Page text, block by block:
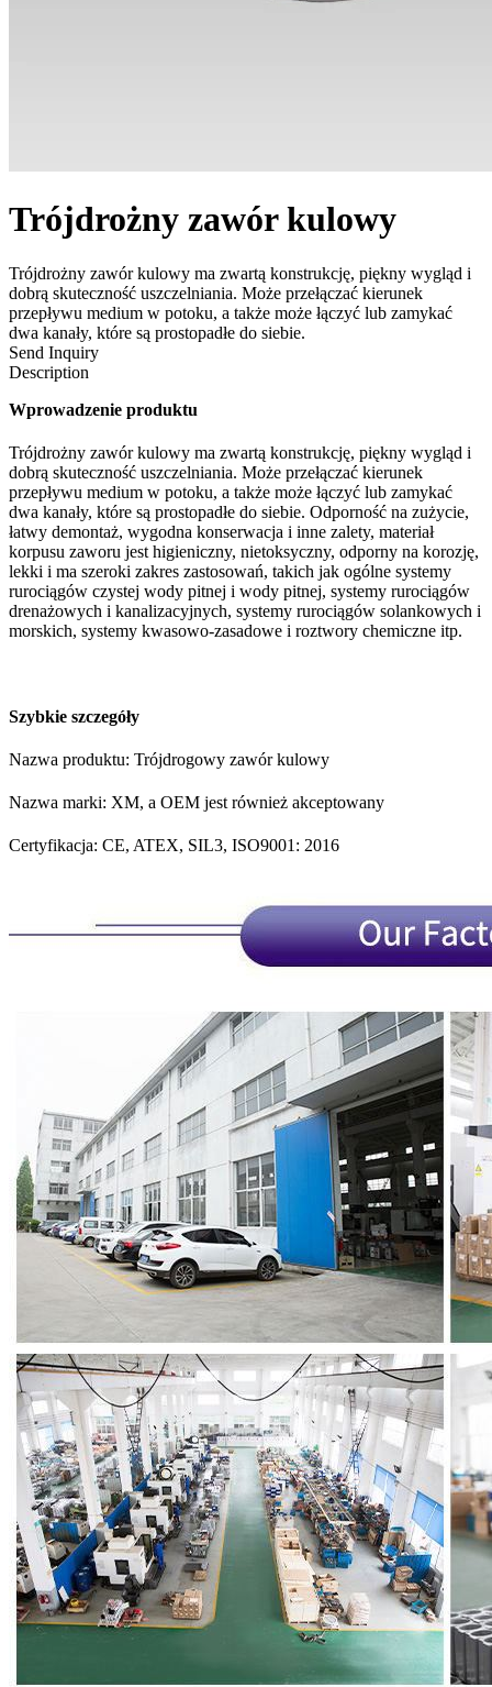
Trójdrożny zawór kulowy
Trójdrożny zawór kulowy ma zwartą konstrukcję, piękny wygląd i
dobrą skuteczność uszczelniania. Może przełączać kierunek
przepływu medium w potoku, a także może łączyć lub zamykać
dwa kanały, które są prostopadłe do siebie.
Send Inquiry
Description
Wprowadzenie produktu
Trójdrożny zawór kulowy ma zwartą konstrukcję, piękny wygląd i
dobrą skuteczność uszczelniania. Może przełączać kierunek
przepływu medium w potoku, a także może łączyć lub zamykać
dwa kanały, które są prostopadłe do siebie. Odporność na zużycie,
łatwy demontaż, wygodna konserwacja i inne zalety, materiał
korpusu zaworu jest higieniczny, nietoksyczny, odporny na korozję,
lekki i ma szeroki zakres zastosowań, takich jak ogólne systemy
rurociągów czystej wody pitnej i wody pitnej, systemy rurociągów
drenażowych i kanalizacyjnych, systemy rurociągów solankowych i
morskich, systemy kwasowo-zasadowe i roztwory chemiczne itp.
Szybkie szczegóły
Nazwa produktu: Trójdrogowy zawór kulowy
Nazwa marki: XM, a OEM jest również akceptowany
Certyfikacja: CE, ATEX, SIL3, ISO9001: 2016